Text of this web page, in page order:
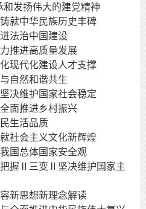
发扬伟大的建党精神
中华民族历史丰碑
法治中国建设
推进高质量发展
代化建设人才支撑
自然和谐共生
维护国家社会稳定
面推进乡村振兴
生活品质
会主义文化新辉煌
总体国家安全观
握Ⅱ三变Ⅱ坚决维护国家主
思想新理念解读